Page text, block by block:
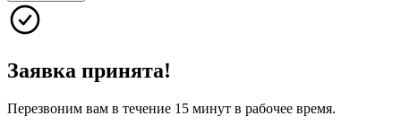
Заявка принята!
Перезвоним вам в течение 15 минут в рабочее время.